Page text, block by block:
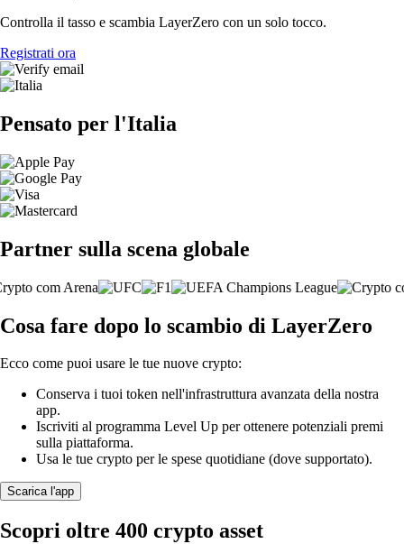
Controlla il tasso e scambia LayerZero con un solo tocco.
Registrati ora
Pensato per l'Italia
Partner sulla scena globale
Cosa fare dopo lo scambio di LayerZero
Ecco come puoi usare le tue nuove crypto:
Conserva i tuoi token nell'infrastruttura avanzata della nostra
app.
Iscriviti al programma Level Up per ottenere potenziali premi
sulla piattaforma.
Usa le tue crypto per le spese quotidiane (dove supportato).
Scarica l'app
Scopri oltre 400 crypto asset